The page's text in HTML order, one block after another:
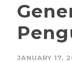
JANUARY 17,